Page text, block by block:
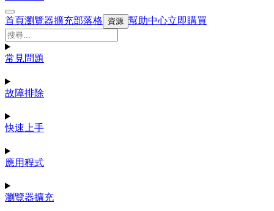
首頁瀏覽器擴充部落格 資源 幫助中心立即購買
常見問題
故障排除
快速上手
應用程式
瀏覽器擴充